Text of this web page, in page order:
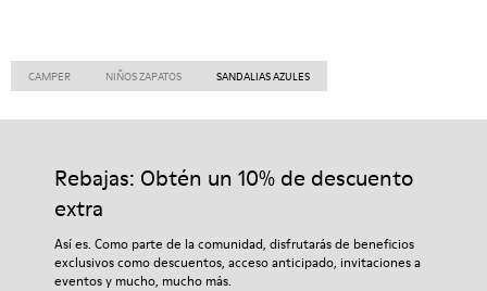
CAMPER NIÑOS ZAPATOS SANDALIAS AZULES
Rebajas: Obtén un 10% de descuento
extra
Así es. Como parte de la comunidad, disfrutarás de beneficios
exclusivos como descuentos, acceso anticipado, invitaciones a
eventos y mucho, mucho más.